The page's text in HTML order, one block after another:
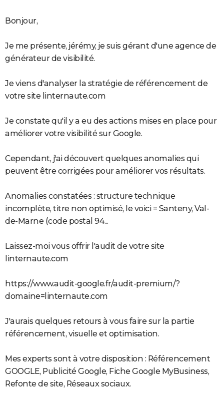
Bonjour,
Je me présente, jérémy, je suis gérant d'une agence de
générateur de visibilité.
Je viens d'analyser la stratégie de référencement de
votre site linternaute.com
Je constate qu'il y a eu des actions mises en place pour
améliorer votre visibilité sur Google.
Cependant, j'ai découvert quelques anomalies qui
peuvent être corrigées pour améliorer vos résultats.
Anomalies constatées : structure technique
incomplète, titre non optimisé, le voici = Santeny, Val-
de-Marne (code postal 94...
Laissez-moi vous offrir l'audit de votre site
linternaute.com
https://www.audit-google.fr/audit-premium/?
domaine=linternaute.com
J'aurais quelques retours à vous faire sur la partie
référencement, visuelle et optimisation.
Mes experts sont à votre disposition : Référencement
GOOGLE, Publicité Google, Fiche Google MyBusiness,
Refonte de site, Réseaux sociaux.